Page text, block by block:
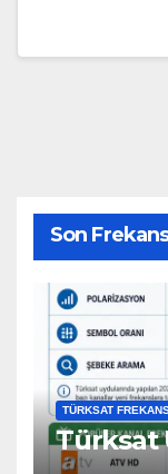
Son
TÜRKSAT
Türksat